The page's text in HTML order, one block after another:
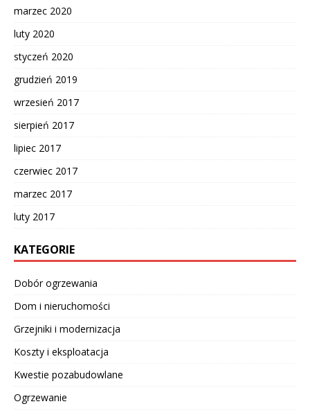
marzec 2020
luty 2020
styczeń 2020
grudzień 2019
wrzesień 2017
sierpień 2017
lipiec 2017
czerwiec 2017
marzec 2017
luty 2017
KATEGORIE
Dobór ogrzewania
Dom i nieruchomości
Grzejniki i modernizacja
Koszty i eksploatacja
Kwestie pozabudowlane
Ogrzewanie